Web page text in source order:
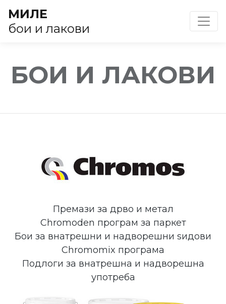
МИЛЕ
бои и лакови
БОИ И ЛАКОВИ
Премази за дрво и метал
Chromoden програм за паркет
Бои за внатрешни и надворешни ѕидови
Chromomix програма
Подлоги за внатрешна и надворешна
употреба